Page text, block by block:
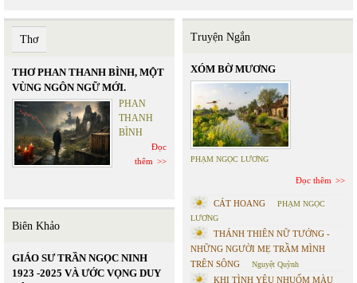
Thơ
THƠ PHAN THANH BÌNH, MỘT
VÙNG NGÔN NGỮ MỚI.
PHAN
THANH
BÌNH
Đọc
thêm
Biên Khảo
GIÁO SƯ TRẦN NGỌC NINH
1923 -2025 VÀ ƯỚC VỌNG DUY
Truyện Ngắn
XÓM BỜ MƯƠNG
PHẠM NGỌC LƯƠNG
Đọc thêm
CÁT HOANG
PHẠM NGỌC
LƯƠNG
THÁNH THIÊN NỮ TƯỚNG -
NHỮNG NGƯỜI MẸ TRẦM MÌNH
TRÊN SÔNG
Nguyệt Quỳnh
KHI TÌNH YÊU NHUỐM MÀU